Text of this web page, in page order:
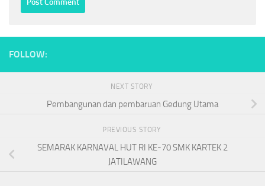
FOLLOW:
NEXT STORY
Pembangunan dan pembaruan Gedung Utama
PREVIOUS STORY
SEMARAK KARNAVAL HUT RI KE-70 SMK KARTEK 2
JATILAWANG